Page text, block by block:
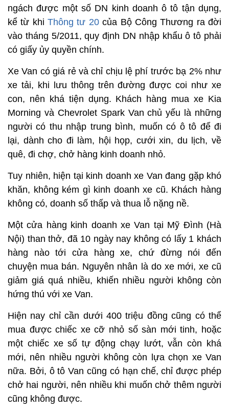
ngách được một số DN kinh doanh ô tô tận dụng,
kể từ khiThông tư 20của Bộ Công Thương ra đời
vào tháng 5/2011, quy định DN nhập khẩu ô tô phải
có giấy ủy quyền chính.
Xe Van có giá rẻ và chỉ chịu lệ phí trước bạ 2% như
xe tải, khi lưu thông trên đường được coi như xe
con, nên khá tiện dụng. Khách hàng mua xe Kia
Morning và Chevrolet Spark Van chủ yếu là những
người có thu nhập trung bình, muốn có ô tô để đi
lại, dành cho đi làm, hội họp, cưới xin, du lịch, về
quê, đi chợ, chở hàng kinh doanh nhỏ.
Tuy nhiên, hiện tại kinh doanh xe Van đang gặp khó
khăn, không kém gì kinh doanh xe cũ. Khách hàng
không có, doanh số thấp và thua lỗ nặng nề.
Một cửa hàng kinh doanh xe Van tại Mỹ Đình (Hà
Nội) than thở, đã 10 ngày nay không có lấy 1 khách
hàng nào tới cửa hàng xe, chứ đừng nói đến
chuyện mua bán. Nguyên nhân là do xe mới, xe cũ
giảm giá quá nhiều, khiến nhiều người không còn
hứng thú với xe Van.
Hiện nay chỉ cần dưới 400 triệu đồng cũng có thể
mua được chiếc xe cỡ nhỏ số sàn mới tinh, hoặc
một chiếc xe số tự động chạy lướt, vẫn còn khá
mới, nên nhiều người không còn lựa chọn xe Van
nữa. Bởi, ô tô Van cũng có hạn chế, chỉ được phép
chở hai người, nên nhiều khi muốn chở thêm người
cũng không được.